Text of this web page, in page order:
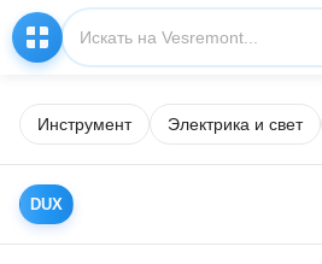
Инструмент Электрика и свет
DUX